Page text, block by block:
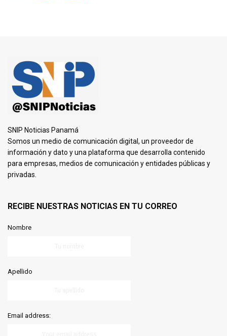
SNIP Noticias Panamá
Somos un medio de comunicación digital, un proveedor de
información y dato y una plataforma que desarrolla contenido
para empresas, medios de comunicación y entidades públicas y
privadas.
RECIBE NUESTRAS NOTICIAS EN TU CORREO
Nombre
Apellido
Email address: